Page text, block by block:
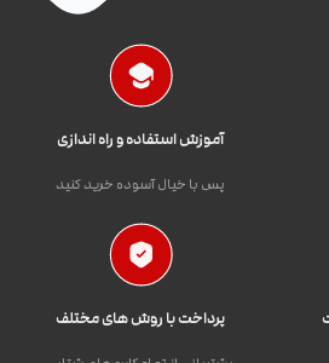
آموزش استفاده و راه اندازی
پس با خیال آسوده خرید کنید
پرداخت با روش های مختلف